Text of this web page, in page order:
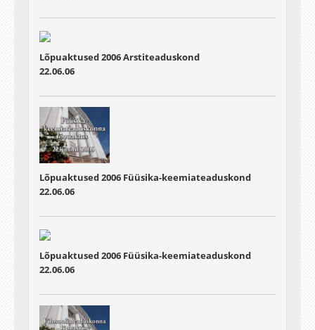
Lõpuaktused 2006Arstiteaduskond
22.06.06
Lõpuaktused 2006 Füüsika-keemiateaduskond
22.06.06
Lõpuaktused 2006 Füüsika-keemiateaduskond
22.06.06